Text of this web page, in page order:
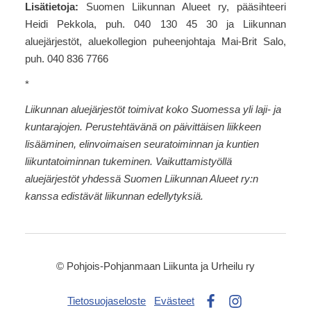
Lisätietoja: Suomen Liikunnan Alueet ry, pääsihteeri
Heidi Pekkola, puh. 040 130 45 30 ja Liikunnan
aluejärjestöt, aluekollegion puheenjohtaja Mai-Brit Salo,
puh. 040 836 7766
*
Liikunnan aluejärjestöt toimivat koko Suomessa yli laji- ja
kuntarajojen. Perustehtävänä on päivittäisen liikkeen
lisääminen, elinvoimaisen seuratoiminnan ja kuntien
liikuntatoiminnan tukeminen. Vaikuttamistyöllä
aluejärjestöt yhdessä Suomen Liikunnan Alueet ry:n
kanssa edistävät liikunnan edellytyksiä.
© Pohjois-Pohjanmaan Liikunta ja Urheilu ry
Tietosuojaseloste
Evästeet